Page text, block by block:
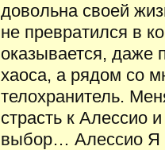
довольна своей
не превратился в
оказывается, даже
хаоса, а рядом со
телохранитель.
страсть к Алессио
выбор… Алессио Я